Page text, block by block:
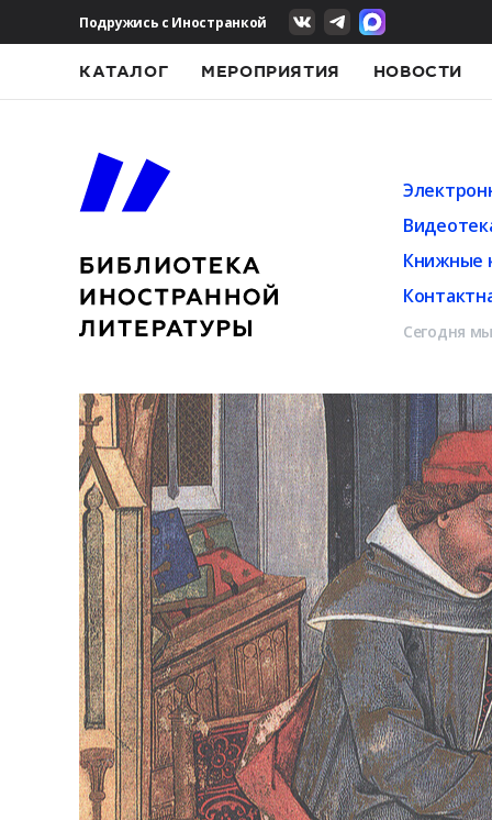
Подружись с Иностранкой
КАТАЛОГ МЕРОПРИЯТИЯ НОВОСТИ
Книжные
Сегодня